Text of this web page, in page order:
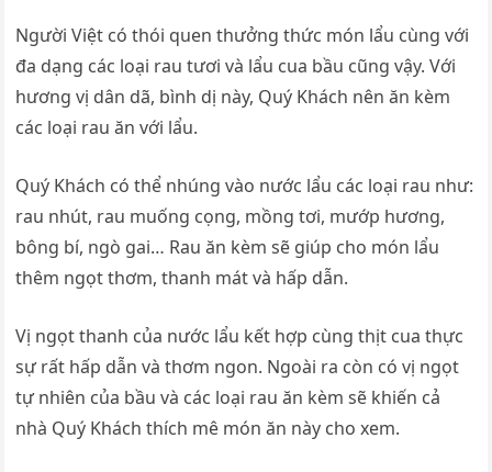
Người Việt có thói quen thưởng thức món lẩu cùng với
đa dạng các loại rau tươi và lẩu cua bầu cũng vậy. Với
hương vị dân dã, bình dị này, Quý Khách nên ăn kèm
các loại rau ăn với lẩu.
Quý Khách có thể nhúng vào nước lẩu các loại rau như:
rau nhút, rau muống cọng, mồng tơi, mướp hương,
bông bí, ngò gai… Rau ăn kèm sẽ giúp cho món lẩu
thêm ngọt thơm, thanh mát và hấp dẫn.
Vị ngọt thanh của nước lẩu kết hợp cùng thịt cua thực
sự rất hấp dẫn và thơm ngon. Ngoài ra còn có vị ngọt
tự nhiên của bầu và các loại rau ăn kèm sẽ khiến cả
nhà Quý Khách thích mê món ăn này cho xem.